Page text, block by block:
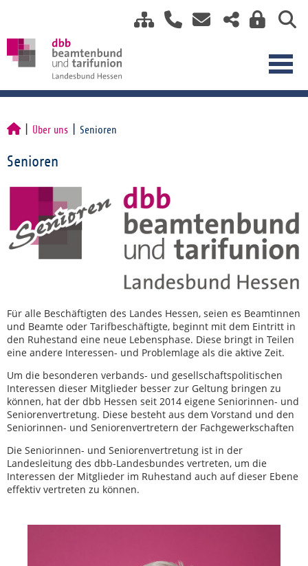
Über uns Senioren
Senioren
Für alle Beschäftigten des Landes Hessen, seien es Beamtinnen
und Beamte oder Tarifbeschäftigte, beginnt mit dem Eintritt in
den Ruhestand eine neue Lebensphase. Diese bringt in Teilen
eine andere Interessen- und Problemlage als die aktive Zeit.
Um die besonderen verbands- und gesellschaftspolitischen
Interessen dieser Mitglieder besser zur Geltung bringen zu
können, hat der dbb Hessen seit 2014 eigene Seniorinnen- und
Seniorenvertretung. Diese besteht aus dem Vorstand und den
Seniorinnen- und Seniorenvertretern der Fachgewerkschaften
Die Seniorinnen- und Seniorenvertretung ist in der
Landesleitung des dbb-Landesbundes vertreten, um die
Interessen der Mitglieder im Ruhestand auch auf dieser Ebene
effektiv vertreten zu können.